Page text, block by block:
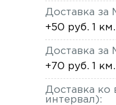
Доставка
+50 руб. 1 км.
Доставка
+70 руб. 1 км.
Доставка ко
интервал):